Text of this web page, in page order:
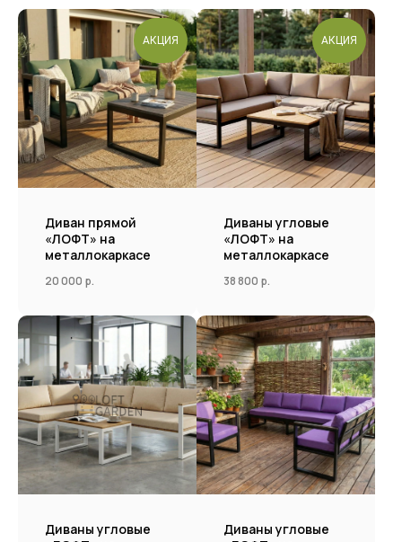
АКЦИЯ
Диван прямой
«ЛОФТ» на
металлокаркасе
20 000 р.
АКЦИЯ
Диваны угловые
«ЛОФТ» на
металлокаркасе
38 800 р.
Диваны угловые
Диваны угловые